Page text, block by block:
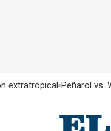
extratropical Peñarol vs.